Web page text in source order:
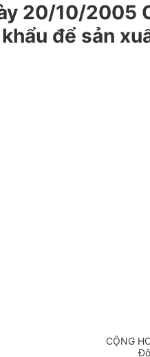
20/10/2005
để sản
CỘNG